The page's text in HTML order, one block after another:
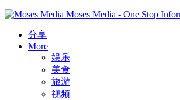
Moses Media - One Stop
分享
More
娱乐
美食
旅游
视频